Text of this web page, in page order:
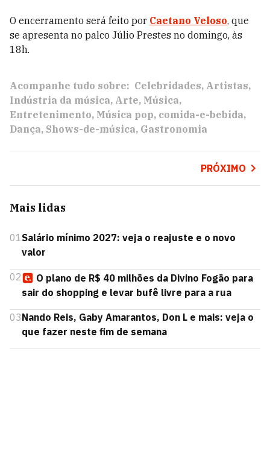
O encerramento será feito por Caetano Veloso, que
se apresenta no palco Júlio Prestes no domingo, às
18h.
Acompanhe tudo sobre: Celebridades Artistas
Indústria da música Arte Música
Entretenimento Música pop comida-e-bebida
Dança Shows-de-música Gastronomia
PRÓXIMO
Mais lidas
01Salário mínimo 2027: veja o reajuste e o novo
valor
02
O plano de R$ 40 milhões da Divino Fogão para
sair do shopping e levar bufê livre para a rua
03Nando Reis, Gaby Amarantos, Don L e mais: veja o
que fazer neste fim de semana